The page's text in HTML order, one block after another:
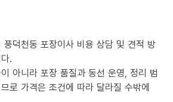
풍덕천동 포장이사 비용 상담 및 견적 방
.
아니라 포장 품질과 동선 운영, 정리 범
로 가격은 조건에 따라 달라질 수밖에